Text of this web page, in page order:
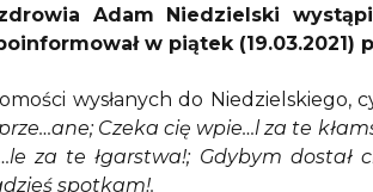
Adam Niedzielski
w piątek (19.03.2021)
wysłanych do Niedzielskiego,
Czeka cię wpie…l za te
za te łgarstwa!; Gdybym
spotkam!.